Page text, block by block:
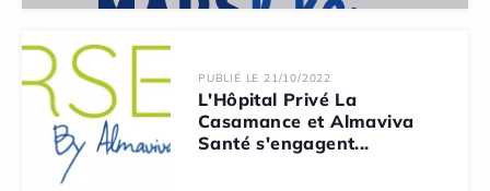
PUBLIÉ LE 21/10/2022
L'Hôpital Privé La
Casamance et Almaviva
Santé s'engagent...